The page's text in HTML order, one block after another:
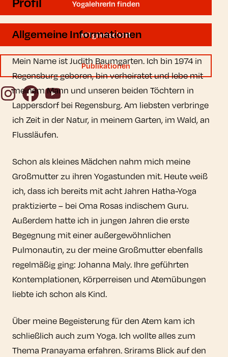
YogalehrerIn finden
Mitgliedschaft
Publikationen
InstagramFacebookYouTube
Allgemeine Informationen
Mein Name ist Judith Baumgarten. Ich bin 1974 in
Regensburg geboren, bin verheiratet und lebe mit
meinem Mann und unseren beiden Töchtern in
Lappersdorf bei Regensburg. Am liebsten verbringe
ich Zeit in der Natur, in meinem Garten, im Wald, an
Flussläufen.
Schon als kleines Mädchen nahm mich meine
Großmutter zu ihren Yogastunden mit. Heute weiß
ich, dass ich bereits mit acht Jahren Hatha-Yoga
praktizierte – bei Oma Rosas indischem Guru.
Außerdem hatte ich in jungen Jahren die erste
Begegnung mit einer außergewöhnlichen
Pulmonautin, zu der meine Großmutter ebenfalls
regelmäßig ging: Johanna Maly. Ihre geführten
Kontemplationen, Körperreisen und Atemübungen
liebte ich schon als Kind.
Über meine Begeisterung für den Atem kam ich
schließlich auch zum Yoga. Ich wollte alles zum
Thema Pranayama erfahren. Srirams Blick auf den